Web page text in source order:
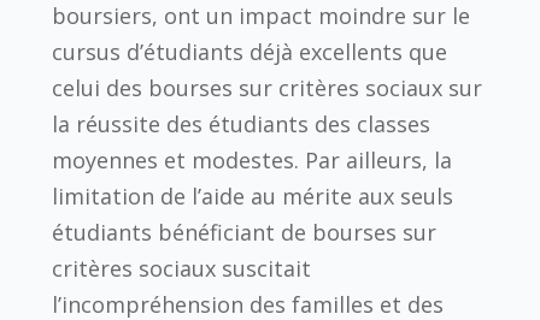
boursiers, ont un impact moindre sur le
cursus d’étudiants déjà excellents que
celui des bourses sur critères sociaux sur
la réussite des étudiants des classes
moyennes et modestes. Par ailleurs, la
limitation de l’aide au mérite aux seuls
étudiants bénéficiant de bourses sur
critères sociaux suscitait
l’incompréhension des familles et des